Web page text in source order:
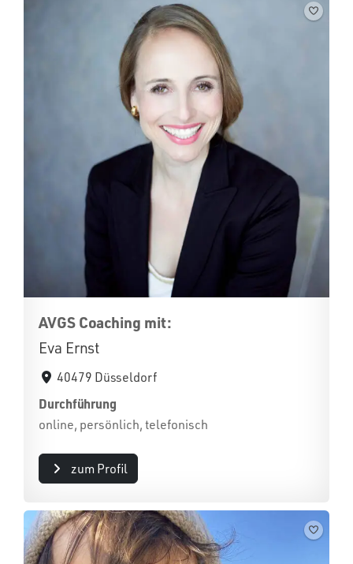
AVGS Coaching mit:
Eva Ernst
40479 Düsseldorf
Durchführung
online, persönlich, telefonisch
zum Profil